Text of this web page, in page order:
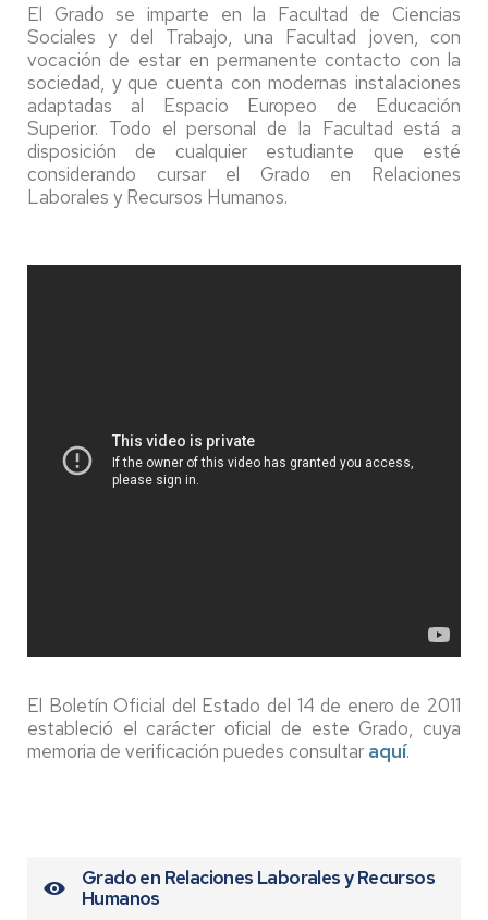
El Grado se imparte en la Facultad de Ciencias
Sociales y del Trabajo, una Facultad joven, con
vocación de estar en permanente contacto con la
sociedad, y que cuenta con modernas instalaciones
adaptadas al Espacio Europeo de Educación
Superior. Todo el personal de la Facultad está a
disposición de cualquier estudiante que esté
considerando cursar el Grado en Relaciones
Laborales y Recursos Humanos.
El Boletín Oficial del Estado del 14 de enero de 2011
estableció el carácter oficial de este Grado, cuya
memoria de verificación puedes consultar aquí.
Grado en Relaciones Laborales y Recursos
Humanos